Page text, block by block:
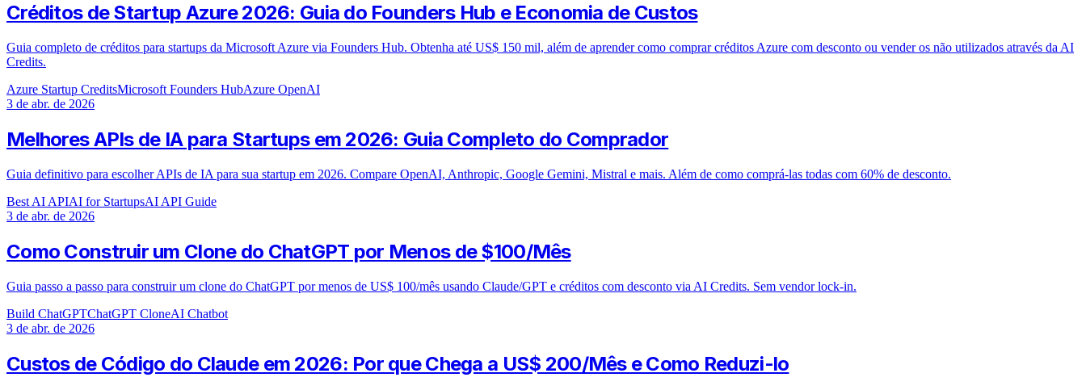
Créditos de Startup Azure 2026: Guia do Founders Hub e Economia de Custos
Guia completo de créditos para startups da Microsoft Azure via Founders Hub. Obtenha até US$ 150 mil, além de aprender como comprar créditos Azure com desconto ou vender os não utilizados através da AI
Credits.
Azure Startup CreditsMicrosoft Founders HubAzure OpenAI
3 de abr. de 2026
Melhores APIs de IA para Startups em 2026: Guia Completo do Comprador
Guia definitivo para escolher APIs de IA para sua startup em 2026. Compare OpenAI, Anthropic, Google Gemini, Mistral e mais. Além de como comprá-las todas com 60% de desconto.
Best AI APIAI for StartupsAI API Guide
3 de abr. de 2026
Como Construir um Clone do ChatGPT por Menos de $100/Mês
Guia passo a passo para construir um clone do ChatGPT por menos de US$ 100/mês usando Claude/GPT e créditos com desconto via AI Credits. Sem vendor lock-in.
Build ChatGPTChatGPT CloneAI Chatbot
3 de abr. de 2026
Custos de Código do Claude em 2026: Por que Chega a US$ 200/Mês e Como Reduzi-lo